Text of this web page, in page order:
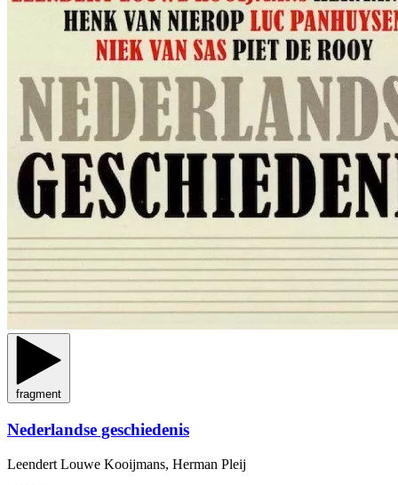
fragment
Nederlandse geschiedenis
Leendert Louwe Kooijmans, Herman Pleij